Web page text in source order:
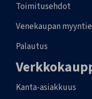
Toimitusehdot
Venekaupan
Palautus
Kanta-asiakkuus